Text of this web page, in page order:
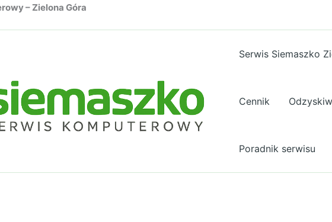
– Zielona Góra
Serwis Siemaszko
Cennik
Poradnik serwisu